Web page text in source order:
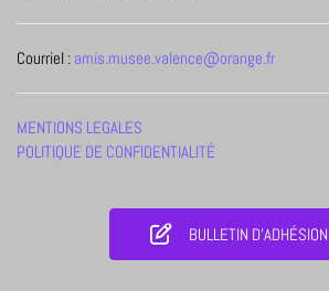
Courriel : amis.musee.valence@orange.fr
MENTIONS LEGALES
POLITIQUE DE CONFIDENTIALITÉ
BULLETIN D'ADHÉSION